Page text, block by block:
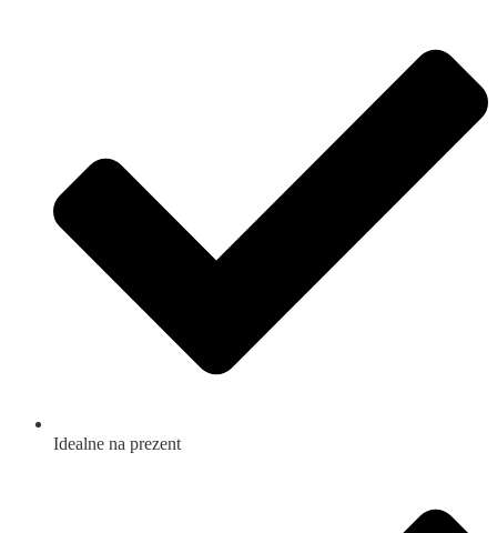
Idealne na prezent